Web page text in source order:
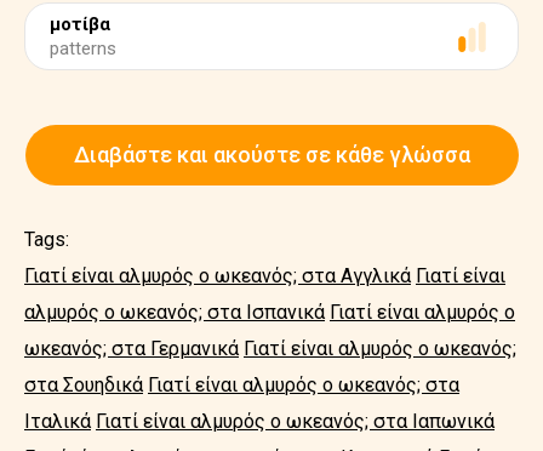
μοτίβα
patterns
Διαβάστε και ακούστε σε κάθε γλώσσα
Tags:
Γιατί είναι αλμυρός ο ωκεανός; στα Αγγλικά Γιατί είναι
αλμυρός ο ωκεανός; στα Ισπανικά Γιατί είναι αλμυρός ο
ωκεανός; στα Γερμανικά Γιατί είναι αλμυρός ο ωκεανός;
στα Σουηδικά Γιατί είναι αλμυρός ο ωκεανός; στα
Ιταλικά Γιατί είναι αλμυρός ο ωκεανός; στα Ιαπωνικά